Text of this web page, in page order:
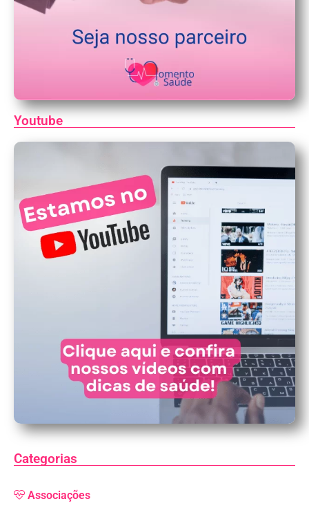
Youtube
Categorias
Associações